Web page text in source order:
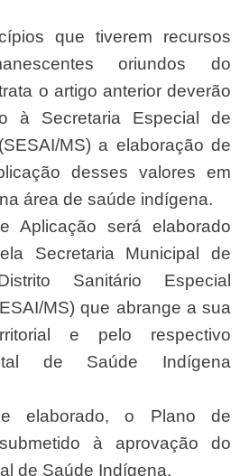
que tiverem recursos
oriundos do
o artigo anterior deverão
à Secretaria Especial de
MS) a elaboração de
desses valores em
área de saúde indígena.
Aplicação será elaborado
Secretaria Municipal de
Sanitário Especial
MS) que abrange a sua
e pelo respectivo
de Saúde Indígena
elaborado, o Plano de
à aprovação do
de Saúde Indígena.